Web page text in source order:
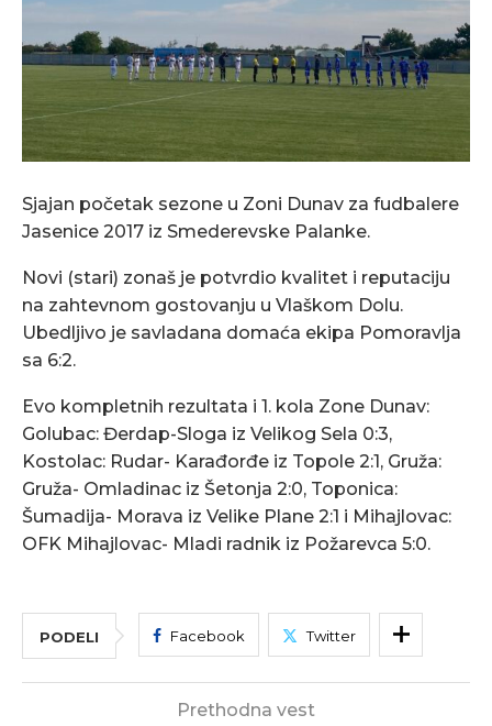
Sjajan početak sezone u Zoni Dunav za fudbalere
Jasenice 2017 iz Smederevske Palanke.
Novi (stari) zonaš je potvrdio kvalitet i reputaciju
na zahtevnom gostovanju u Vlaškom Dolu.
Ubedljivo je savladana domaća ekipa Pomoravlja
sa 6:2.
Evo kompletnih rezultata i 1. kola Zone Dunav:
Golubac: Đerdap-Sloga iz Velikog Sela 0:3,
Kostolac: Rudar- Karađorđe iz Topole 2:1, Gruža:
Gruža- Omladinac iz Šetonja 2:0, Toponica:
Šumadija- Morava iz Velike Plane 2:1 i Mihajlovac:
OFK Mihajlovac- Mladi radnik iz Požarevca 5:0.
PODELI Facebook Twitter
Prethodna vest